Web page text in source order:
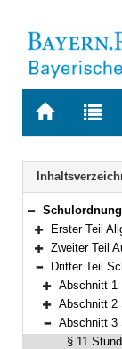
Zur
Zur
Bereich
Schulordnung für die
Bereich
Erster Teil
Bereich
Zweiter Teil
Bereich
Dritter Teil
Bereich
Abschnitt 1
Bereich
Abschnitt 2
Bereich
Abschnitt 3
§ 11